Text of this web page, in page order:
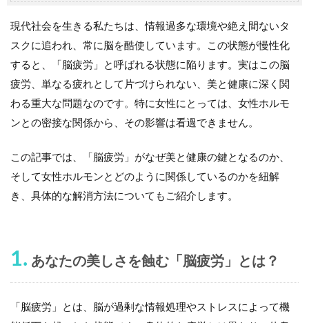
現代社会を生きる私たちは、情報過多な環境や絶え間ないタ
スクに追われ、常に脳を酷使しています。この状態が慢性化
すると、
「脳疲労」
と呼ばれる状態に陥ります。実はこの脳
疲労、単なる疲れとして片づけられない、美と健康に深く関
わる重大な問題なのです。特に女性にとっては、女性ホルモ
ンとの密接な関係から、その影響は看過できません。
この記事では、「脳疲労」がなぜ美と健康の鍵となるのか、
そして女性ホルモンとどのように関係しているのかを紐解
き、具体的な解消方法についてもご紹介します。
1. あなたの美しさを蝕む「脳疲労」とは？
「脳疲労」とは、脳が過剰な情報処理やストレスによって機